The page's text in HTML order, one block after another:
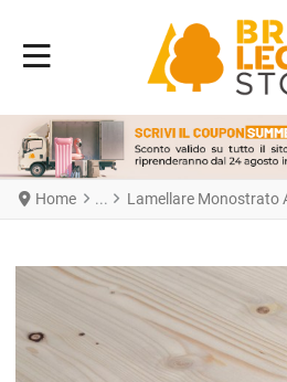
Home Lamellare Monostrato